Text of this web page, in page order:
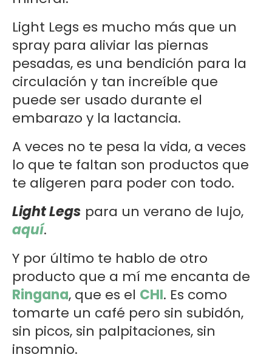
Light Legs es mucho más que un
spray para aliviar las piernas
pesadas, es una bendición para la
circulación y tan increíble que
puede ser usado durante el
embarazo y la lactancia.
A veces no te pesa la vida, a veces
lo que te faltan son productos que
te aligeren para poder con todo.
Light Legs para un verano de lujo,
aquí.
Y por último te hablo de otro
producto que a mí me encanta de
Ringana, que es el CHI. Es como
tomarte un café pero sin subidón,
sin picos, sin palpitaciones, sin
insomnio.